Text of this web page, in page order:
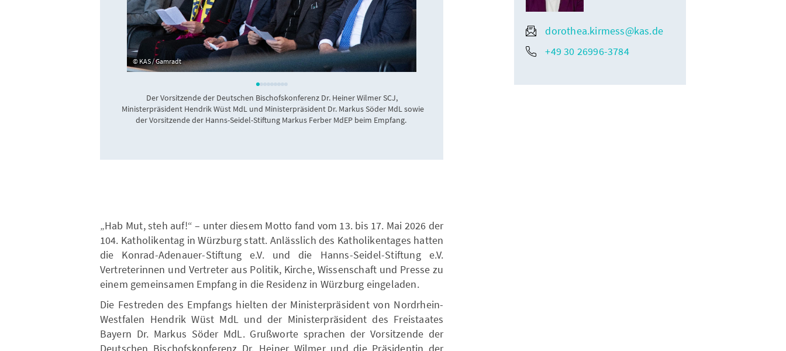
KAS / Gamradt
Der Vorsitzende der Deutschen Bischofskonferenz Dr. Heiner Wilmer SCJ,
Ministerpräsident Hendrik Wüst MdL und Ministerpräsident Dr. Markus Söder MdL sowie
der Vorsitzende der Hanns-Seidel-Stiftung Markus Ferber MdEP beim Empfang.
„Hab Mut, steh auf!“ – unter diesem Motto fand vom 13. bis 17. Mai 2026 der
104. Katholikentag in Würzburg statt. Anlässlich des Katholikentages hatten
die Konrad-Adenauer-Stiftung e.V. und die Hanns-Seidel-Stiftung e.V.
Vertreterinnen und Vertreter aus Politik, Kirche, Wissenschaft und Presse zu
einem gemeinsamen Empfang in die Residenz in Würzburg eingeladen.
Die Festreden des Empfangs hielten der Ministerpräsident von Nordrhein-
Westfalen Hendrik Wüst MdL und der Ministerpräsident des Freistaates
Bayern Dr. Markus Söder MdL. Grußworte sprachen der Vorsitzende der
dorothea.kirmess@kas.de
+49 30 26996-3784